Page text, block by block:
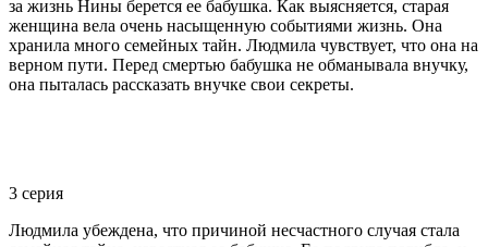
за жизнь Нины берется ее бабушка. Как выясняется, старая
женщина вела очень насыщенную событиями жизнь. Она
хранила много семейных тайн. Людмила чувствует, что она на
верном пути. Перед смертью бабушка не обманывала внучку,
она пыталась рассказать внучке свои секреты.
3 серия
Людмила убеждена, что причиной несчастного случая стала